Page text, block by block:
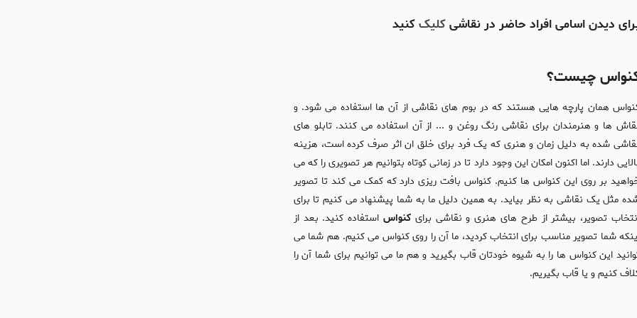
دیدن اسامی افراد حاضر در نقاشیکلیککنید
چیست؟
همان پارچه هایی هستند که در بوم های نقاشی از آن ها استفاده می شود. و
ها و هنرمندان برای نقاشی رنگ روغن و ... از آن استفاده می کنند. تابلو های
شده به دلیل زمان و هنری که یک فرد برای خلق ان اثر صرف کرده است، هزینه
دارند. اما اکنون امکان این وجود دارد تا در زمانی کوتاه بتوانیم هر تصویری را که می
بر روی این کنواس ها کنیم. کنواس بافت ریزی دارد که کمک می کند تا تصویر
مثل یک نقاشی به نظر بیاید. به همین دلیل ما به شما پیشنهاد می کنیم تا برای
تصویر، بیشتر از طرح های هنری و نقاشی برای کنواس استفاده کنید. بعد از
شما تصویر مناسب برای انتخاب کردید، ما آن را روی کنواس می کنیم. هم شما می
این کنواس ها را به شیوه خودتان قاب بگیرید و هم ما می توانیم برای شما آن را
کنیم و یا قاب بگیریم.